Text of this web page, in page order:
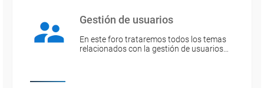
Gestión de usuarios
En este foro trataremos todos los temas
relacionados con la gestión de usuarios…